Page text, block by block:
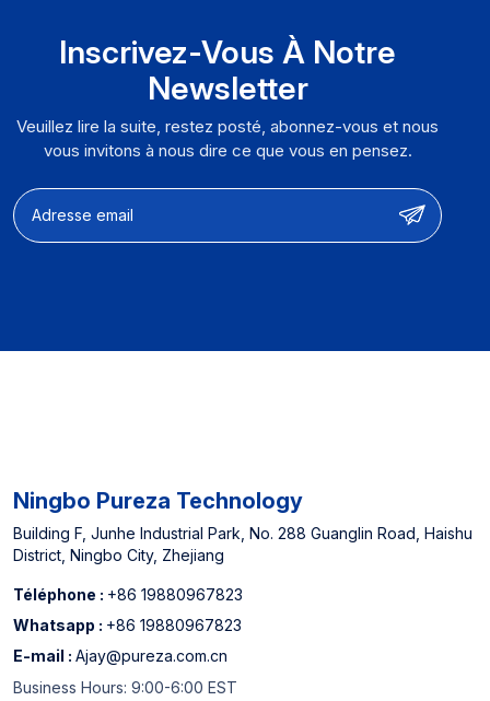
Inscrivez-Vous À Notre
Newsletter
Veuillez lire la suite, restez posté, abonnez-vous et nous
vous invitons à nous dire ce que vous en pensez.
Ningbo Pureza Technology
Building F, Junhe Industrial Park, No. 288 Guanglin Road, Haishu
District, Ningbo City, Zhejiang
Téléphone : +86 19880967823
Whatsapp : +86 19880967823
E-mail : Ajay@pureza.com.cn
Business Hours: 9:00-6:00 EST